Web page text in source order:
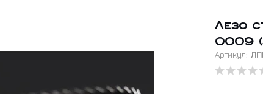
Лезо
0009
Артикул: